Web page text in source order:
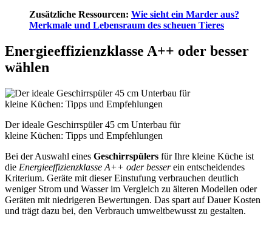
Zusätzliche Ressourcen: Wie sieht ein Marder aus?
Merkmale und Lebensraum des scheuen Tieres
Energieeffizienzklasse A++ oder besser
wählen
Der ideale Geschirrspüler 45 cm Unterbau für
kleine Küchen: Tipps und Empfehlungen
Bei der Auswahl eines Geschirrspülers für Ihre kleine Küche ist
die Energieeffizienzklasse A++ oder besserein entscheidendes
Kriterium. Geräte mit dieser Einstufung verbrauchen deutlich
weniger Strom und Wasser im Vergleich zu älteren Modellen oder
Geräten mit niedrigeren Bewertungen. Das spart auf Dauer Kosten
und trägt dazu bei, den Verbrauch umweltbewusst zu gestalten.